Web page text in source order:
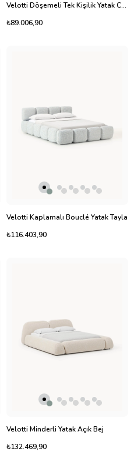
Velotti Döşemeli Tek Kişilik Yatak Cloud
₺89.006,90
Velotti Kaplamalı Bouclé Yatak Tayla
₺116.403,90
Velotti Minderli Yatak Açık Bej
₺132.469,90